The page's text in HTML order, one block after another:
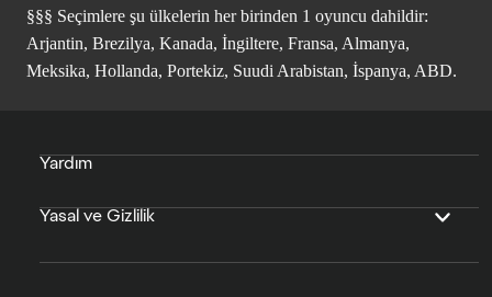
§§§ Seçimlere şu ülkelerin her birinden 1 oyuncu dahildir:
Arjantin, Brezilya, Kanada, İngiltere, Fransa, Almanya,
Meksika, Hollanda, Portekiz, Suudi Arabistan, İspanya, ABD.
Yardım
Yasal ve Gizlilik